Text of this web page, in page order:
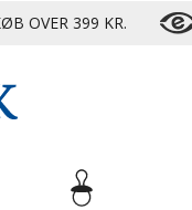
OVER 399 KR.